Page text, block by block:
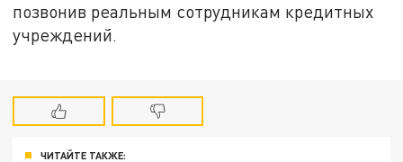
позвонив реальным сотрудникам кредитных
учреждений.
ЧИТАЙТЕ ТАКЖЕ: